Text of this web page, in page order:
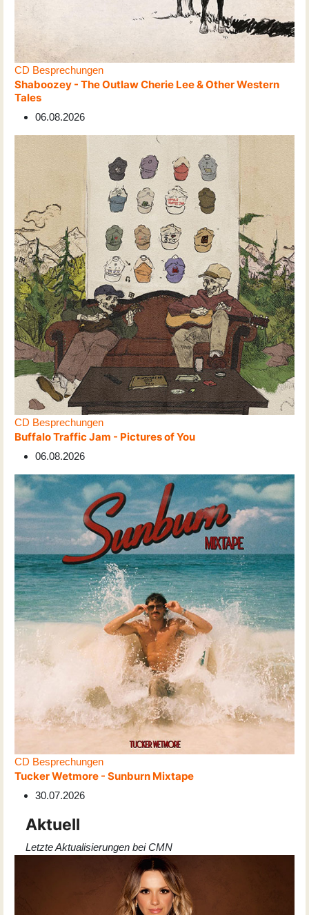
CD Besprechungen
Shaboozey - The Outlaw Cherie Lee & Other Western
Tales
06.08.2026
CD Besprechungen
Buffalo Traffic Jam - Pictures of You
06.08.2026
CD Besprechungen
Tucker Wetmore - Sunburn Mixtape
30.07.2026
Aktuell
Letzte Aktualisierungen bei CMN